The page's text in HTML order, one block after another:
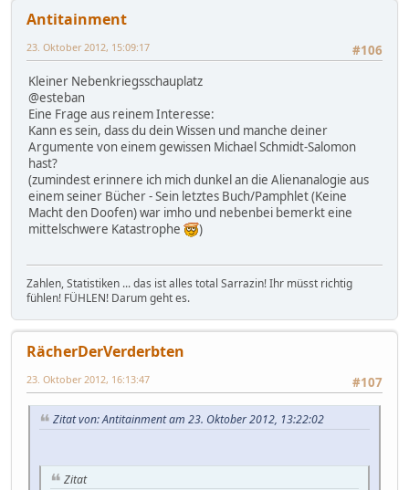
Antitainment
#106
23. Oktober 2012, 15:09:17
Kleiner Nebenkriegsschauplatz
@esteban
Eine Frage aus reinem Interesse:
Kann es sein, dass du dein Wissen und manche deiner
Argumente von einem gewissen Michael Schmidt-Salomon
hast?
(zumindest erinnere ich mich dunkel an die Alienanalogie aus
einem seiner Bücher - Sein letztes Buch/Pamphlet (Keine
Macht den Doofen) war imho und nebenbei bemerkt eine
mittelschwere Katastrophe
)
Zahlen, Statistiken ... das ist alles total Sarrazin! Ihr müsst richtig
fühlen! FÜHLEN! Darum geht es.
RächerDerVerderbten
#107
23. Oktober 2012, 16:13:47
Zitat von: Antitainment am 23. Oktober 2012, 13:22:02
Zitat